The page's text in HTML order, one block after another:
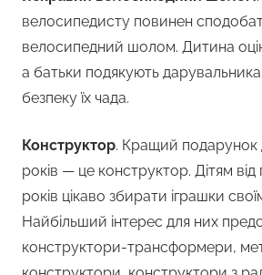
велосипедисту повинен
велосипедний шолом. Дитина
а батьки подякують
безпеку їх чада.
Конструктор. Кращий подарунок
років — це конструктор. Дітям від
років цікаво збирати іграшки
Найбільший інтерес для них
конструктори-трансформери,